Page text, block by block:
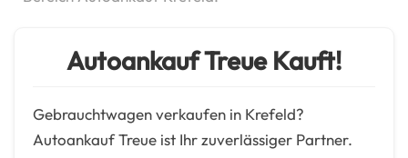
Autoankauf Treue Kauft!
Gebrauchtwagen verkaufen in Krefeld?
Autoankauf Treue ist Ihr zuverlässiger Partner.